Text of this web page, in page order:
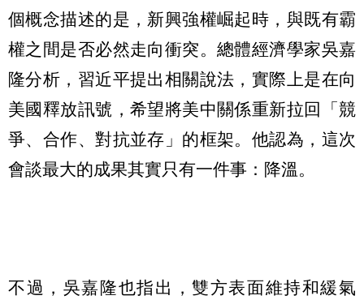
個概念描述的是，新興強權崛起時，與既有霸
權之間是否必然走向衝突。總體經濟學家吳嘉
隆分析，習近平提出相關說法，實際上是在向
美國釋放訊號，希望將美中關係重新拉回「競
爭、合作、對抗並存」的框架。他認為，這次
會談最大的成果其實只有一件事：降溫。
不過，吳嘉隆也指出，雙方表面維持和緩氣